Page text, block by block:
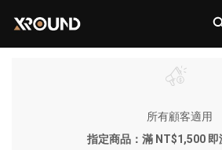
所有顧客適用
指定商品：滿 NT$1,500